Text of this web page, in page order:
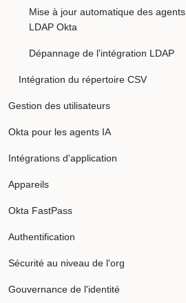
Mise à jour automatique des agents
LDAP Okta
Dépannage de l'intégration LDAP
Intégration du répertoire CSV
Gestion des utilisateurs
Okta pour les agents IA
Intégrations d'application
Appareils
Okta FastPass
Authentification
Sécurité au niveau de l'org
Gouvernance de l'identité